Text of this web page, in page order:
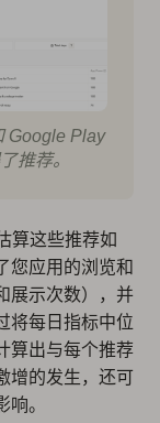
Google Play
推荐。
算这些推荐如
您应用的浏览和
展示次数），并
将每日指标中位
算出与每个推荐
增的发生，还可
。